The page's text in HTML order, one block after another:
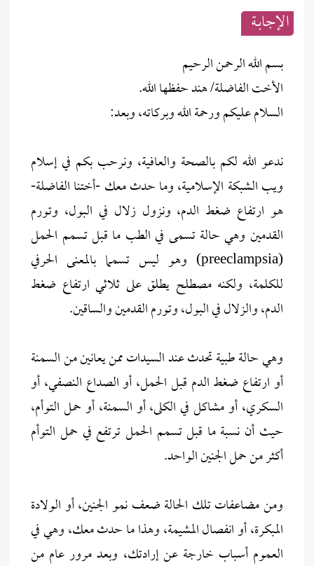
الإجابــة
بسم الله الرحمن الرحيم
الأخت الفاضلة/ هند حفظها الله.
السلام عليكم ورحمة الله وبركاته، وبعد:
ندعو الله لكم بالصحة والعافية، ونرحب بكم في إسلام
ويب الشبكة الإسلامية، وما حدث معك -أختنا الفاضلة-
هو ارتفاع ضغط الدم، ونزول زلال في البول، وتورم
القدمين وهي حالة تسمى في الطب ما قبل تسمم الحمل
(preeclampsia) وهو ليس تسمما بالمعنى الحرفي
للكلمة، ولكنه مصطلح يطلق على ثلاثي ارتفاع ضغط
الدم، والزلال في البول، وتورم القدمين والساقين.
وهي حالة طبية تحدث عند السيدات ممن يعانين من السمنة
أو ارتفاع ضغط الدم قبل الحمل، أو الصداع النصفي، أو
السكري، أو مشاكل في الكلى، أو السمنة، أو حمل التوأم،
حيث أن نسبة ما قبل تسمم الحمل ترتفع في حمل التوأم
أكثر من حمل الجنين الواحد.
ومن مضاعفات تلك الحالة ضعف نمو الجنين، أو الولادة
المبكرة، أو انفصال المشيمة، وهذا ما حدث معك، وهي في
العموم أسباب خارجة عن إرادتك، وبعد مرور عام من